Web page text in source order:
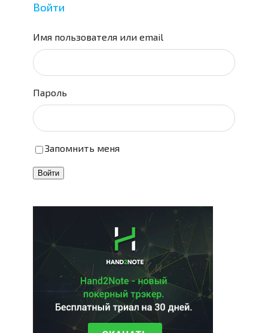
Войти
Имя пользователя или email
Пароль
Запомнить меня
Войти